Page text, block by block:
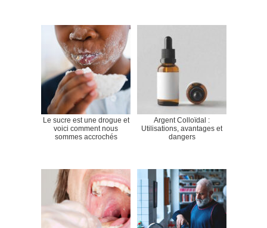
Le sucre est une drogue et
voici comment nous
sommes accrochés
Argent Colloïdal :
Utilisations, avantages et
dangers